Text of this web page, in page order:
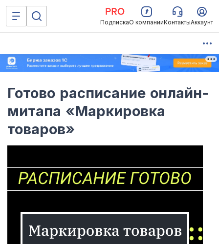
ПодпискаО компанииКонтактыАккаунт
Готово расписание онлайн-
митапа «Маркировка
товаров»